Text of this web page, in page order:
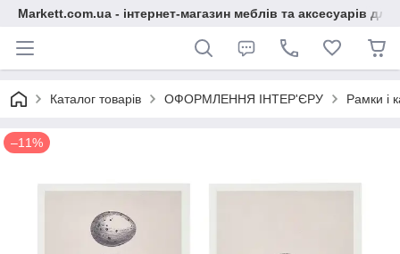
Markett.com.ua - інтернет-магазин меблів та аксесуарів для
Каталог товарів ОФОРМЛЕННЯ ІНТЕР'ЄРУ Рамки і
–11%